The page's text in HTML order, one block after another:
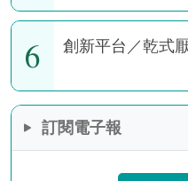
6 創新平台／乾式
訂閱電子報